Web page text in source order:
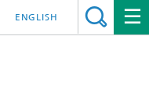
ENGLISH